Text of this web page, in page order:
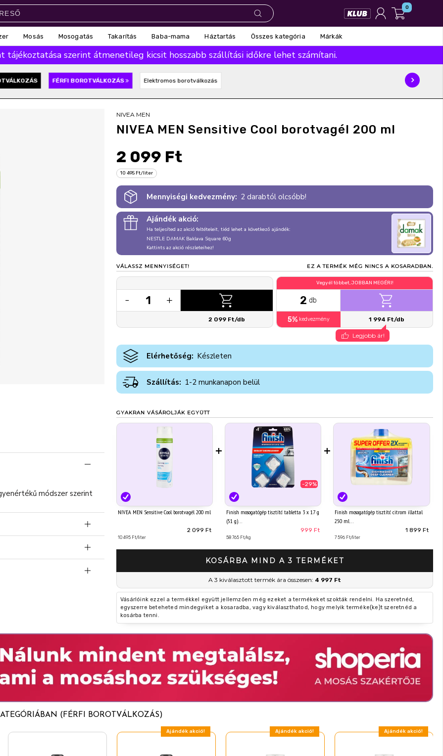
0
Mosás Mosogatás Takarítás Baba-mama Háztartás Összes kategória Márkák
tájékoztatása szerint átmenetileg kicsit hosszabb szállítási időkre lehet számítani.
FÉRFI BOROTVÁLKOZÁS Elektromos borotválkozás
NIVEA MEN
NIVEA MEN Sensitive Cool borotvagél 200 ml
2 099 Ft
10 495 Ft/liter
Mennyiségi kedvezmény: 2 darabtól olcsóbb!
Ajándék akció:
Ha teljesíted az akció feltételeit, tiéd lehet a következő ajándék:
NESTLE DAMAK Baklava Square 60g
Kattints az akció részleteihez!
VÁLASSZ MENNYISÉGET! EZ A TERMÉK MÉG NINCS A KOSARADBAN.
- 1 +
2 099 Ft/db
Vegyél többet, JOBBAN MEGÉRI!
2 db
5% kedvezmény 1 994 Ft/db
Legjobb ár!
Elérhetőség: Készleten
Szállítás: 1-2 munkanapon belül
GYAKRAN VÁSÁROLJÁK EGYÜTT
NIVEA MEN Sensitive Cool borotvagél 200 ml
2 099 Ft
10 495 Ft/liter
+
-29%
Finish mosogatógép tisztító tabletta 3 x 17 g
(51 g)
999 Ft
58 765 Ft/kg
+
Finish mosogatógép tisztító citrom illattal
250 ml
1 899 Ft
7 596 Ft/liter
KOSÁRBA MIND A 3 TERMÉKET
A 3 kiválasztott termék ára összesen: 4 997 Ft
Vásárlóink ezzel a termékkel együtt jellemzően még ezeket a termékeket szokták rendelni. Ha szeretnéd,
egyszerre beteheted mindegyiket a kosaradba, vagy kiválaszthatod, hogy melyik terméke(ke)t szeretnéd a
kosárba tenni.
módszer szerint
(FÉRFI BOROTVÁLKOZÁS)
Ajándék akció! Ajándék akció! Ajándék akció!